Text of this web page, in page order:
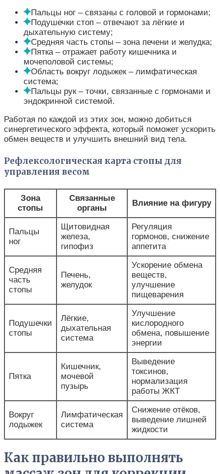
Пальцы ног – связаны с головой и гормонами;
Подушечки стоп – отвечают за лёгкие и
дыхательную систему;
Средняя часть стопы – зона печени и желудка;
Пятка – отражает работу кишечника и
мочеполовой системы;
Область вокруг лодыжек – лимфатическая
система;
Пальцы рук – точки, связанные с гормонами и
эндокринной системой.
Работая по каждой из этих зон, можно добиться
синергетического эффекта, который поможет ускорить
обмен веществ и улучшить внешний вид тела.
Рефлексологическая карта стопы для
управления весом
Зона
стопы
Связанные
органы
Влияние на фигуру
Пальцы
ног
Щитовидная
железа,
гипофиз
Регуляция
гормонов, снижение
аппетита
Средняя
часть
стопы
Печень,
желудок
Ускорение обмена
веществ,
улучшение
пищеварения
Подушечки
стопы
Лёгкие,
дыхательная
система
Улучшение
кислородного
обмена, повышение
энергии
Пятка
Кишечник,
мочевой
пузырь
Выведение
токсинов,
нормализация
работы ЖКТ
Вокруг
лодыжек
Лимфатическая
система
Снижение отёков,
выведение лишней
жидкости
Как правильно выполнять